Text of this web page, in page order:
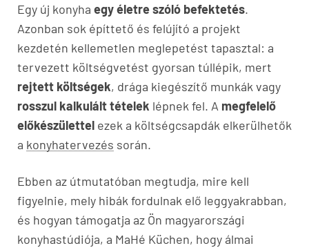
Egy új konyha egy életre szóló befektetés.
Azonban sok építtető és felújító a projekt
kezdetén kellemetlen meglepetést tapasztal: a
tervezett költségvetést gyorsan túllépik, mert
rejtett költségek, drága kiegészítő munkák vagy
rosszul kalkulált tételek lépnek fel. A megfelelő
előkészülettel ezek a költségcsapdák elkerülhetők
a konyhatervezés során.
Ebben az útmutatóban megtudja, mire kell
figyelnie, mely hibák fordulnak elő leggyakrabban,
és hogyan támogatja az Ön magyarországi
konyhastúdiója, a MaHé Küchen, hogy álmai